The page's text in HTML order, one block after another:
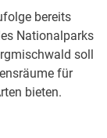
bereits
Nationalparks
soll
für
bieten.